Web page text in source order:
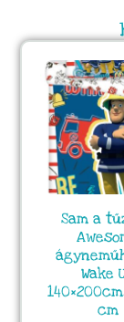
Sam a
Wake
cm